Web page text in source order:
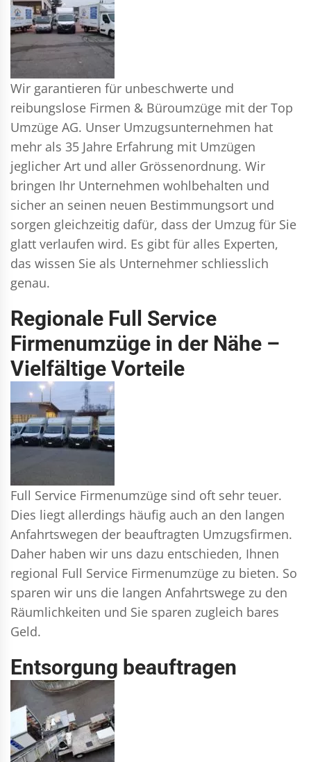
Wir garantieren für unbeschwerte und
reibungslose Firmen & Büroumzüge mit der Top
Umzüge AG. Unser Umzugsunternehmen hat
mehr als 35 Jahre Erfahrung mit Umzügen
jeglicher Art und aller Grössenordnung. Wir
bringen Ihr Unternehmen wohlbehalten und
sicher an seinen neuen Bestimmungsort und
sorgen gleichzeitig dafür, dass der Umzug für Sie
glatt verlaufen wird. Es gibt für alles Experten,
das wissen Sie als Unternehmer schliesslich
genau.
Regionale Full Service
Firmenumzüge in der Nähe –
Vielfältige Vorteile
Full Service Firmenumzüge sind oft sehr teuer.
Dies liegt allerdings häufig auch an den langen
Anfahrtswegen der beauftragten Umzugsfirmen.
Daher haben wir uns dazu entschieden, Ihnen
regional Full Service Firmenumzüge zu bieten. So
sparen wir uns die langen Anfahrtswege zu den
Räumlichkeiten und Sie sparen zugleich bares
Geld.
Entsorgung beauftragen